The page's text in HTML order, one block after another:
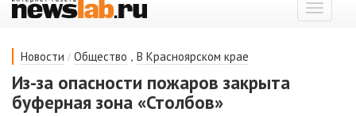
Показать
меню
Новости / Общество , В Красноярском крае
Из-за опасности пожаров закрыта
буферная зона «Столбов»